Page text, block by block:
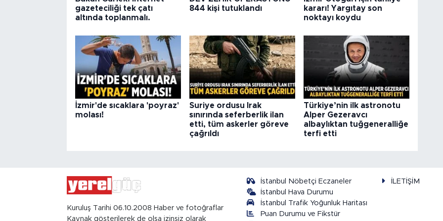
gazeteciliği tek çatı
altında toplanmalı.
844 kişi tutuklandı
kararı! Yargıtay son
noktayı koydu
İzmir'de sıcaklara 'poyraz'
molası!
Suriye ordusu Irak
sınırında seferberlik ilan
etti, tüm askerler göreve
çağrıldı
Türkiye’nin ilk astronotu
Alper Gezeravcı
albaylıktan tuğgeneralliğe
terfi etti
Kuruluş Tarihi 06.10.2008 Haber ve fotoğraflar
Kaynak gösterilerek de olsa izinsiz olarak
İstanbul Nöbetçi Eczaneler
İstanbul Hava Durumu
İstanbul Trafik Yoğunluk Haritası
Puan Durumu ve Fikstür
İLETİŞİM